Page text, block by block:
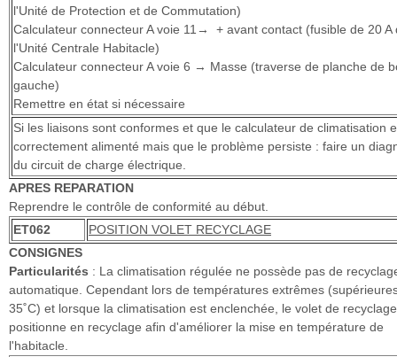
l'Unité de Protection et de Commutation)
Calculateur connecteur A voie 11→ + avant contact (fusible de 20 A
l'Unité Centrale Habitacle)
Calculateur connecteur A voie 6 → Masse (traverse de planche de
gauche)
Remettre en état si nécessaire
Si les liaisons sont conformes et que le calculateur de climatisation
correctement alimenté mais que le problème persiste : faire un
du circuit de charge électrique.
APRES REPARATION
Reprendre le contrôle de conformité au début.
ET062
POSITION VOLET RECYCLAGE
CONSIGNES
Particularités : La climatisation régulée ne possède pas de
automatique. Cependant lors de températures extrêmes
35˚C) et lorsque la climatisation est enclenchée, le volet de
positionne en recyclage afin d'améliorer la mise en température de
l'habitacle.